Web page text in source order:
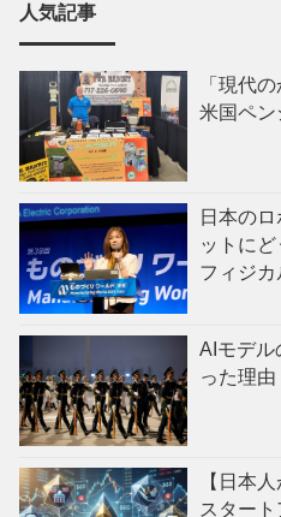
人気記事
「現代
米国ペン
日本の
ットに
フィジカ
AIモデル
った理由
【日本
スター